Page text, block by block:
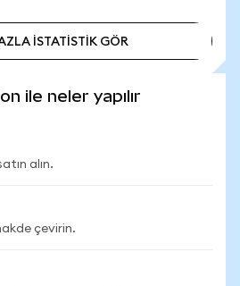
İSTATİSTİK GÖR
ile neler yapılır
alın.
çevirin.